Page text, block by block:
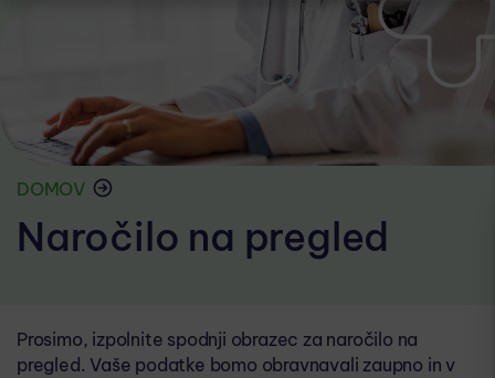
DOMOV
Naročilo na pregled
Prosimo, izpolnite spodnji obrazec za naročilo na
pregled. Vaše podatke bomo obravnavali zaupno in v